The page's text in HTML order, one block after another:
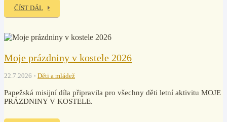
ČÍST DÁL
Moje prázdniny v kostele 2026
22.7.2026 Děti a mládež
Papežská misijní díla připravila pro všechny děti letní aktivitu MOJE
PRÁZDNINY V KOSTELE.